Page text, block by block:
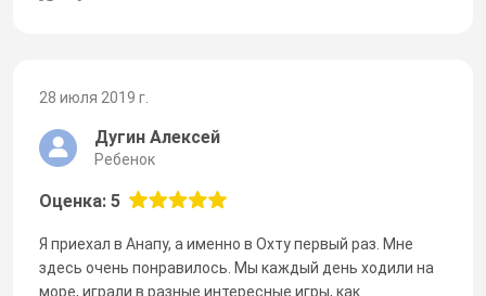
28 июля 2019 г.
Дугин Алексей
Ребенок
Оценка: 5
Я приехал в Анапу, а именно в Охту первый раз. Мне
здесь очень понравилось. Мы каждый день ходили на
море, играли в разные интересные игры, как